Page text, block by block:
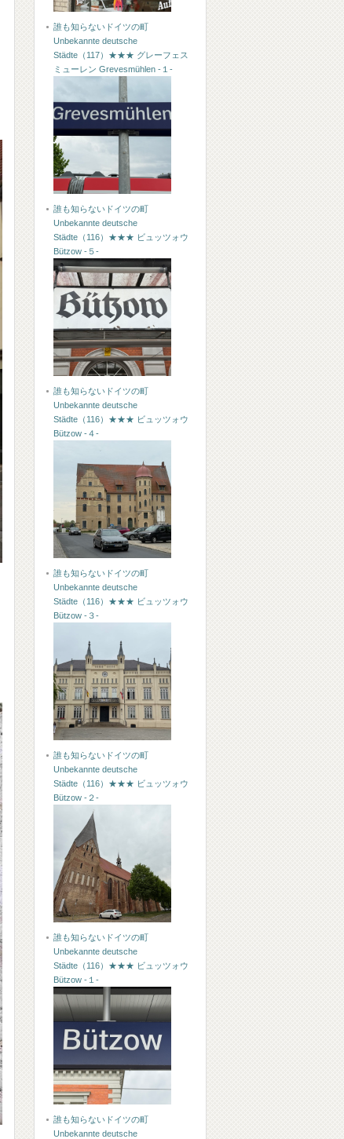
誰も知らないドイツの町
Unbekannte deutsche
Städte（117）★★★ グレーフェス
ミューレン Grevesmühlen -１-
誰も知らないドイツの町
Unbekannte deutsche
Städte（116）★★★ ビュッツォウ
Bützow -５-
誰も知らないドイツの町
Unbekannte deutsche
Städte（116）★★★ ビュッツォウ
Bützow -４-
誰も知らないドイツの町
Unbekannte deutsche
Städte（116）★★★ ビュッツォウ
Bützow -３-
誰も知らないドイツの町
Unbekannte deutsche
Städte（116）★★★ ビュッツォウ
Bützow -２-
誰も知らないドイツの町
Unbekannte deutsche
Städte（116）★★★ ビュッツォウ
Bützow -１-
誰も知らないドイツの町
Unbekannte deutsche